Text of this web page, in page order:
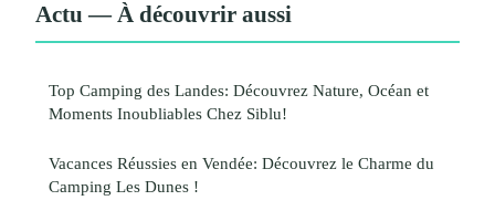
Actu — À découvrir aussi
Top Camping des Landes: Découvrez Nature, Océan et
Moments Inoubliables Chez Siblu!
Vacances Réussies en Vendée: Découvrez le Charme du
Camping Les Dunes !